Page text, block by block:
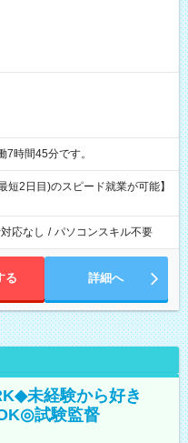
実働7時間45分です。
2日目)のスピード就業が可能】
応なし / パソコンスキル不要
る 詳細へ
未経験から好き
試験監督